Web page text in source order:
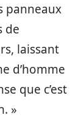
panneaux
de
laissant
d’homme
que c’est
»